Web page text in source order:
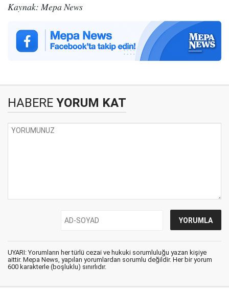
Kaynak: Mepa News
HABERE YORUM KAT
UYARI: Yorumların her türlü cezai ve hukuki sorumluluğu yazan kişiye
aittir. Mepa News, yapılan yorumlardan sorumlu değildir. Her bir yorum
600 karakterle (boşluklu) sınırlıdır.